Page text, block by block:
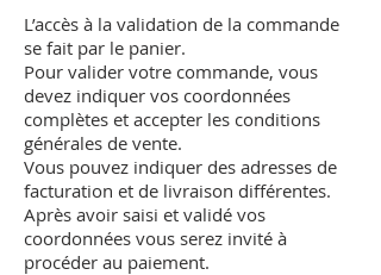
L’accès à la validation de la commande
se fait par le panier.
Pour valider votre commande, vous
devez indiquer vos coordonnées
complètes et accepter les conditions
générales de vente.
Vous pouvez indiquer des adresses de
facturation et de livraison différentes.
Après avoir saisi et validé vos
coordonnées vous serez invité à
procéder au paiement.